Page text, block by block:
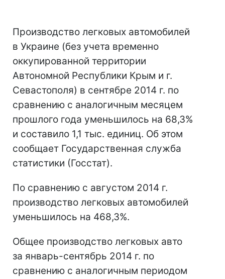
Производство легковых автомобилей
в Украине (без учета временно
оккупированной территории
Автономной Республики Крым и г.
Севастополя) в сентябре 2014 г. по
сравнению с аналогичным месяцем
прошлого года уменьшилось на 68,3%
и составило 1,1 тыс. единиц. Об этом
сообщает Государственная служба
статистики (Госстат).
По сравнению с августом 2014 г.
производство легковых автомобилей
уменьшилось на 468,3%.
Общее производство легковых авто
за январь-сентябрь 2014 г. по
сравнению с аналогичным периодом